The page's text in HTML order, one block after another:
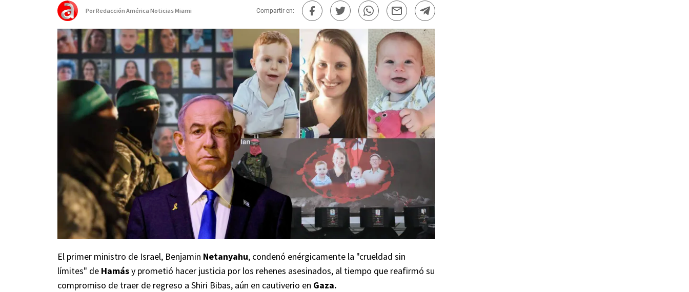
PorRedacción América Noticias Miami Compartir en:
El primer ministro de Israel, Benjamin Netanyahu, condenó enérgicamente la "crueldad sin
límites" de Hamásy prometió hacer justicia por los rehenes asesinados, al tiempo que reafirmó su
compromiso de traer de regreso a Shiri Bibas, aún en cautiverio en Gaza.